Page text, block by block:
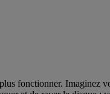
fonctionner. Imaginez